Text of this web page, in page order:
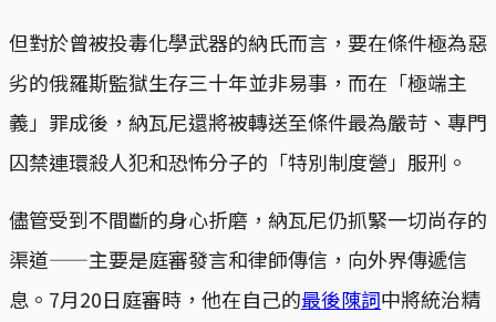
但對於曾被投毒化學武器的納氏而言，要在條件極為惡
劣的俄羅斯監獄生存三十年並非易事，而在「極端主
義」罪成後，納瓦尼還將被轉送至條件最為嚴苛、專門
囚禁連環殺人犯和恐怖分子的「特別制度營」服刑。
儘管受到不間斷的身心折磨，納瓦尼仍抓緊一切尚存的
渠道——主要是庭審發言和律師傳信，向外界傳遞信
息。7月20日庭審時，他在自己的最後陳詞中將統治精